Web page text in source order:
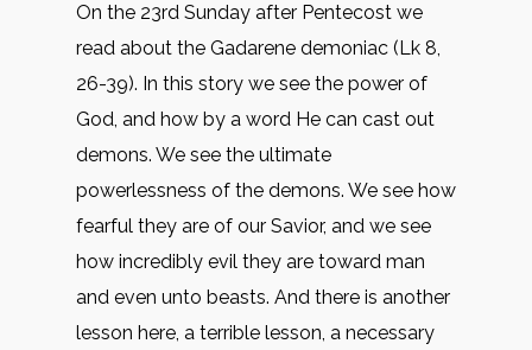
On the 23rd Sunday after Pentecost we
read about the Gadarene demoniac (Lk 8,
26-39). In this story we see the power of
God, and how by a word He can cast out
demons. We see the ultimate
powerlessness of the demons. We see how
fearful they are of our Savior, and we see
how incredibly evil they are toward man
and even unto beasts. And there is another
lesson here, a terrible lesson, a necessary